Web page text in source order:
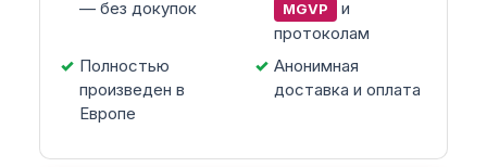
— без докупок
MGVP
и
протоколам
Полностью
произведен в
Европе
Анонимная
доставка и оплата